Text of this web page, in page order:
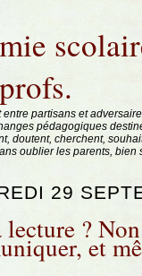
partisans et
pédagogiques
doutent, cherchent,
oublier les parents, bien
29
?
et